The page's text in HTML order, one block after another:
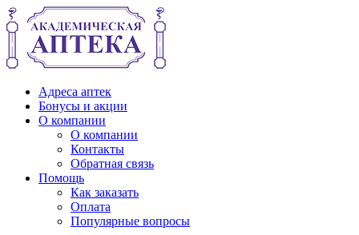
Адреса аптек
Бонусы и акции
О компании
О компании
Контакты
Обратная связь
Помощь
Как заказать
Оплата
Популярные вопросы